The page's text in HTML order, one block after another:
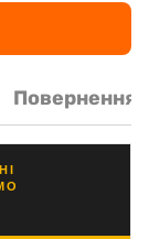
Повернення